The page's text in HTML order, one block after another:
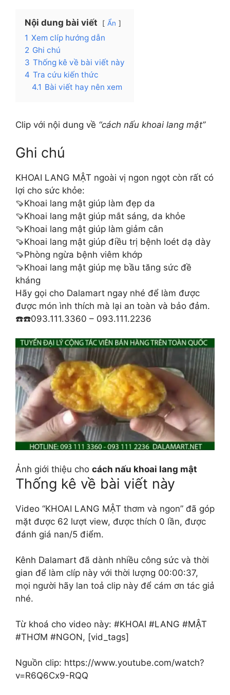
Nội dung bài viết Ẩn
1 Xem clíp hướng dẫn
2 Ghi chú
3 Thống kê về bài viết này
4 Tra cứu kiến thức
4.1 Bài viết hay nên xem
Clip với nội dung về “cách nấu khoai lang mật”
Ghi chú
KHOAI LANG MẬT ngoài vị ngon ngọt còn rất có
lợi cho sức khỏe:
🍠Khoai lang mật giúp làm đẹp da
🍠Khoai lang mật giúp mắt sáng, da khỏe
🍠Khoai lang mật giúp làm giảm cân
🍠Khoai lang mật giúp điều trị bệnh loét dạ dày
🍠Phòng ngừa bệnh viêm khớp
🍠Khoai lang mật giúp mẹ bầu tăng sức đề
kháng
Hãy gọi cho Dalamart ngay nhé để làm được
được món ình thích mà lại an toàn và bảo đảm.
☎️☎️093.111.3360 – 093.111.2236
Ảnh giới thiệu cho cách nấu khoai lang mật
Thống kê về bài viết này
Video “KHOAI LANG MẬT thơm và ngon” đã góp
mặt được 62 lượt view, được thích 0 lần, được
đánh giá nan/5 điểm.
Kênh Dalamart đã dành nhiều công sức và thời
gian để làm clíp này với thời lượng 00:00:37,
mọi người hãy lan toả clip này để cám ơn tác giả
nhé.
Từ khoá cho video này: #KHOAI #LANG #MẬT
#THƠM #NGON, [vid_tags]
Nguồn clip: https://www.youtube.com/watch?
v=R6Q6Cx9-RQQ